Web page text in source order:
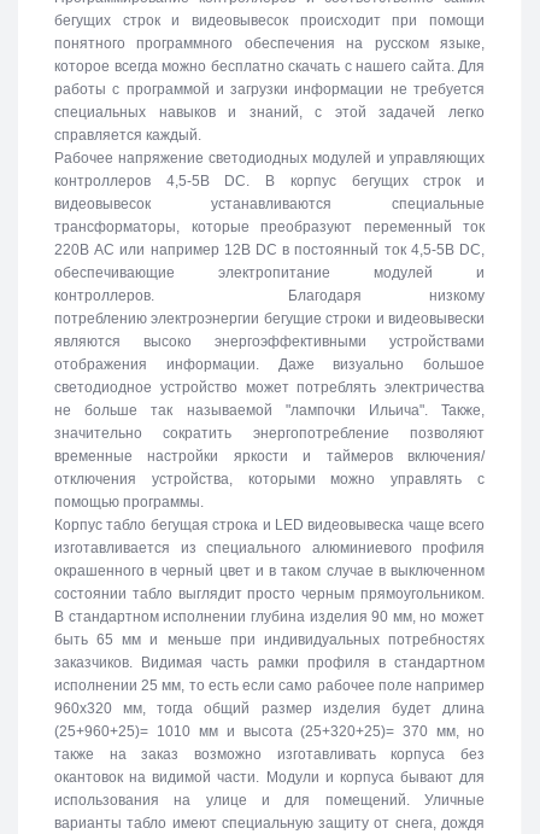
бегущих строк и видеовывесок происходит при помощи
понятного программного обеспечения на русском языке,
которое всегда можно бесплатно скачать с нашего сайта. Для
работы с программой и загрузки информации не требуется
специальных навыков и знаний, с этой задачей легко
справляется каждый.
Рабочее напряжение светодиодных модулей и управляющих
контроллеров 4,5-5В DC. В корпус бегущих строк и
видеовывесок устанавливаются специальные
трансформаторы, которые преобразуют переменный ток
220В АС или например 12В DC в постоянный ток 4,5-5В DC,
обеспечивающие электропитание модулей и
контроллеров. Благодаря низкому
потреблению электроэнергии бегущие строки и видеовывески
являются высоко энергоэффективными устройствами
отображения информации. Даже визуально большое
светодиодное устройство может потреблять электричества
не больше так называемой "лампочки Ильича". Также,
значительно сократить энергопотребление позволяют
временные настройки яркости и таймеров включения/
отключения устройства, которыми можно управлять с
помощью программы.
Корпус табло бегущая строка и LED видеовывеска чаще всего
изготавливается из специального алюминиевого профиля
окрашенного в черный цвет и в таком случае в выключенном
состоянии табло выглядит просто черным прямоугольником.
В стандартном исполнении глубина изделия 90 мм, но может
быть 65 мм и меньше при индивидуальных потребностях
заказчиков. Видимая часть рамки профиля в стандартном
исполнении 25 мм, то есть если само рабочее поле например
960х320 мм, тогда общий размер изделия будет длина
(25+960+25)= 1010 мм и высота (25+320+25)= 370 мм, но
также на заказ возможно изготавливать корпуса без
окантовок на видимой части. Модули и корпуса бывают для
использования на улице и для помещений. Уличные
варианты табло имеют специальную защиту от снега, дождя